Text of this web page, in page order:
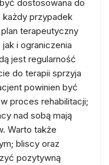
dostosowana do
każdy przypadek
terapeutyczny
i ograniczenia
jest regularność
do terapii sprzyja
powinien być
proces rehabilitacji;
nad sobą mają
Warto także
bliscy oraz
pozytywną